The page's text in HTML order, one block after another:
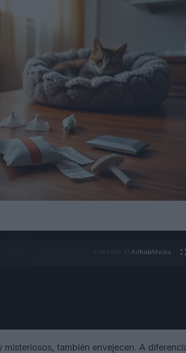
AdhubMedia
también envejecen. A